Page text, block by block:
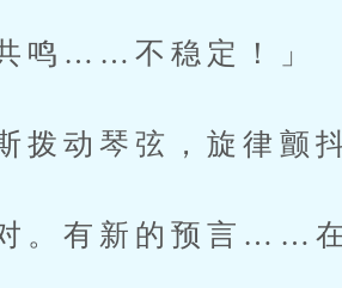
……不稳定！」
琴弦，旋律颤抖
新的预言……在